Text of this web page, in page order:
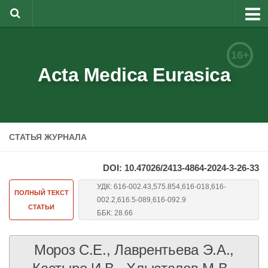
Редакционная коллегия
Бланки документов
Контакты
Архив
English
16+
Acta Medica Eurasica
СТАТЬЯ ЖУРНАЛА
DOI: 10.47026/2413-4864-2024-3-26-33
ПОЛНЫЙ ТЕКСТ
СТАТЬИ
УДК: 616-002.43,575.854,616-018,616-
002.2,616.5-089,616-092.9
ББК: 28.66
Мороз С.Е., Лаврентьева Э.А.,